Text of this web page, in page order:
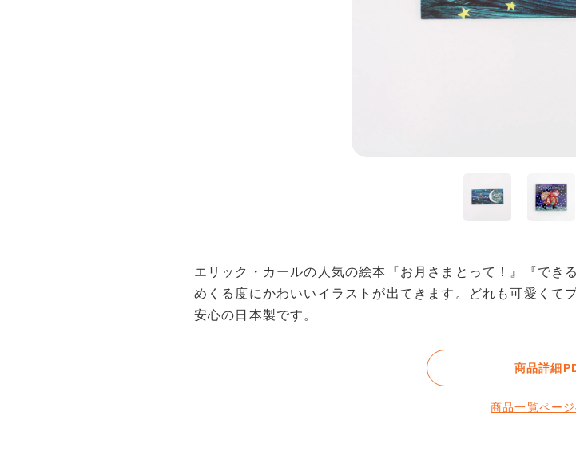
エリック・カールの人気の絵本『お月さまとって！』『でき
めくる度にかわいいイラストが出てきます。どれも可愛くて
安心の日本製です。
商品詳細
商品一覧ペー